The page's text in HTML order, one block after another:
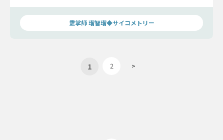
霊掌師 瑠智瑠◆サイコメトリー
1 2 >